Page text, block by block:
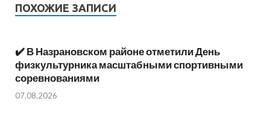
ПОХОЖИЕ ЗАПИСИ
✔️ В Назрановском районе отметили День
физкультурника масштабными спортивными
соревнованиями
07.08.2026